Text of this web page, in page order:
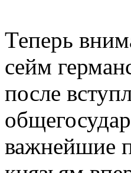
Теперь
сейм
после
важнейшие